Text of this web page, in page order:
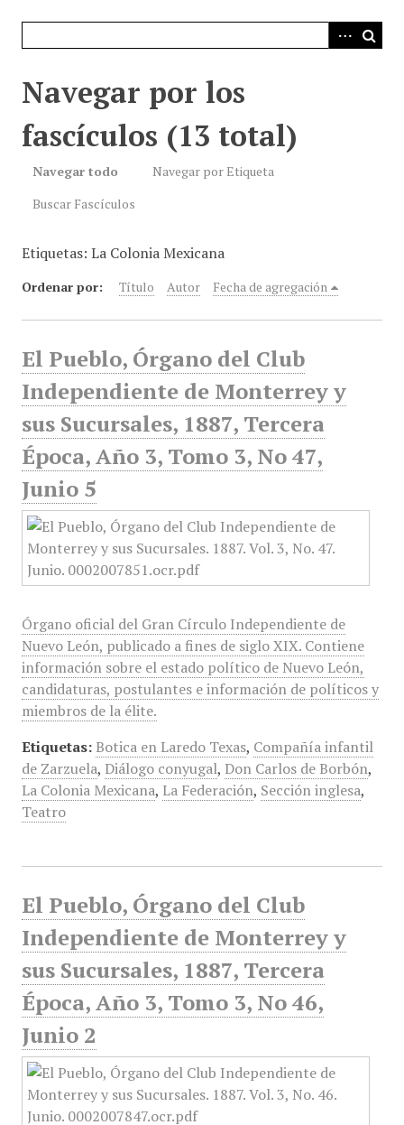
Navegar por los
fascículos (13 total)
Navegar todo
Navegar por Etiqueta
Buscar Fascículos
Etiquetas: La Colonia Mexicana
Ordenar por: Título Autor Fecha de agregación
El Pueblo, Órgano del Club
Independiente de Monterrey y
sus Sucursales, 1887, Tercera
Época, Año 3, Tomo 3, No 47,
Junio 5
Órgano oficial del Gran Círculo Independiente de
Nuevo León, publicado a fines de siglo XIX. Contiene
información sobre el estado político de Nuevo León,
candidaturas, postulantes e información de políticos y
miembros de la élite.
Etiquetas: Botica en Laredo Texas, Compañía infantil
de Zarzuela, Diálogo conyugal, Don Carlos de Borbón,
La Colonia Mexicana, La Federación, Sección inglesa,
Teatro
El Pueblo, Órgano del Club
Independiente de Monterrey y
sus Sucursales, 1887, Tercera
Época, Año 3, Tomo 3, No 46,
Junio 2